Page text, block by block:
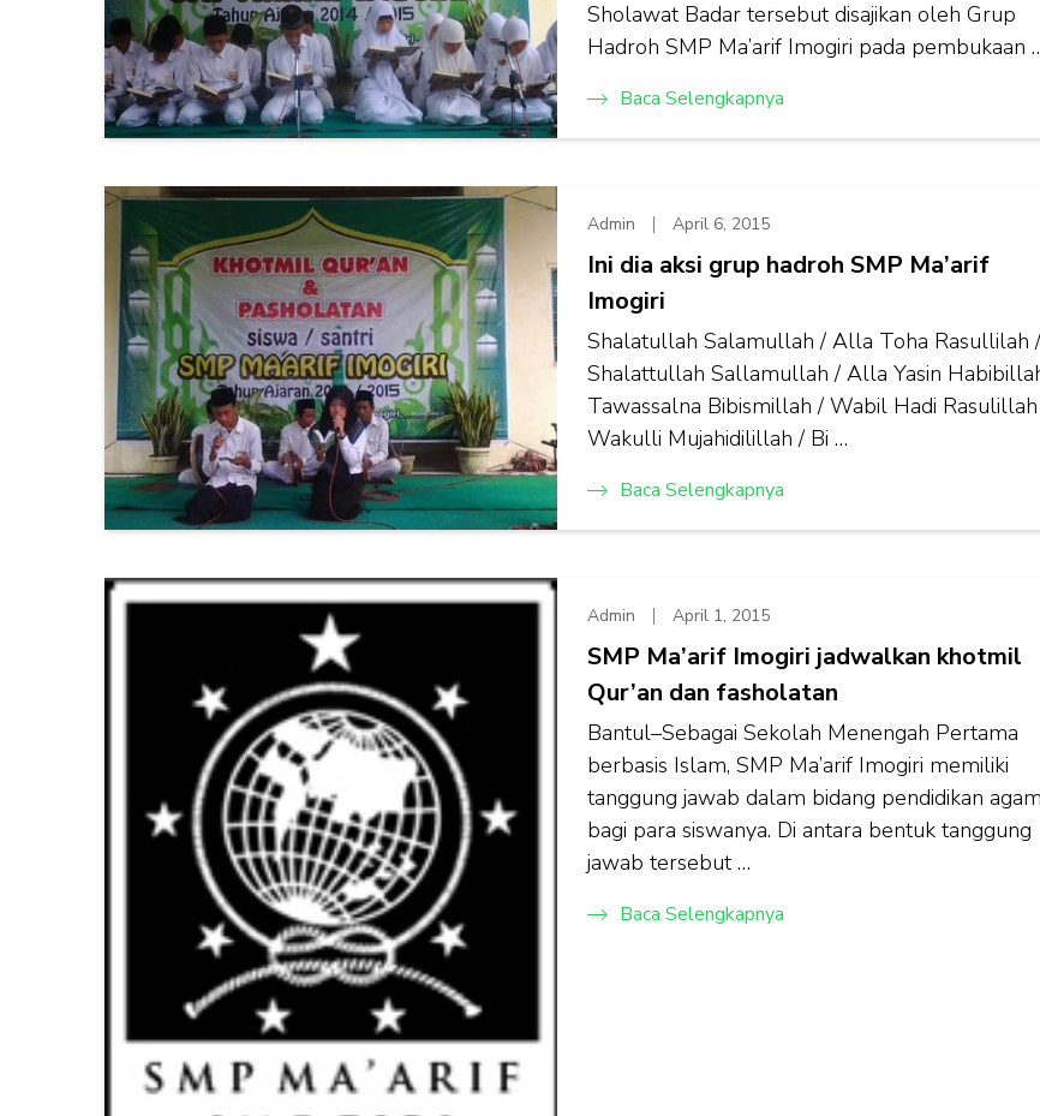
Sholawat Badar tersebut disajikan oleh Grup
Hadroh SMP Ma’arif Imogiri pada pembukaan
Baca Selengkapnya
Admin April 6, 2015
Ini dia aksi grup hadroh SMP Ma’arif
Imogiri
Shalatullah Salamullah / Alla Toha Rasullilah /
Shalattullah Sallamullah / Alla Yasin
Tawassalna Bibismillah / Wabil Hadi
Wakulli Mujahidilillah / Bi …
Baca Selengkapnya
Admin April 1, 2015
SMP Ma’arif Imogiri jadwalkan khotmil
Qur’an dan fasholatan
Bantul–Sebagai Sekolah Menengah Pertama
berbasis Islam, SMP Ma’arif Imogiri memiliki
tanggung jawab dalam bidang pendidikan
bagi para siswanya. Di antara bentuk tanggung
jawab tersebut …
Baca Selengkapnya